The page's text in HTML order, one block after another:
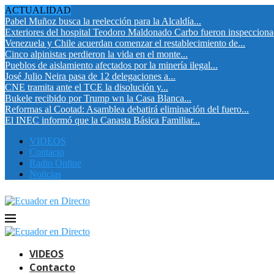
ACTUALIDAD
Pabel Muñoz busca la reelección para la Alcaldía...
Exteriores del hospital Teodoro Maldonado Carbo fueron
Venezuela y Chile acuerdan comenzar el restablecimiento de...
Cinco alpinistas perdieron la vida en el monte...
Pueblos de aislamiento afectados por la minería ilegal...
José Julio Neira pasa de 12 delegaciones a...
CNE tramita ante el TCE la disolución y...
Bukele recibido por Trump wn la Casa Blanca...
Reformas al Cootad: Asamblea debatirá eliminación del fuero...
El INEC informó que la Canasta Básica Familiar...
VIDEOS
Contacto
Radio Online
Noticias
VIDEOS
Contacto